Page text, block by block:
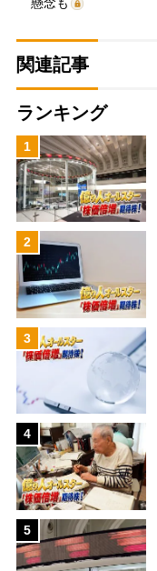
関連記事
ランキング
1
2
3
4
5